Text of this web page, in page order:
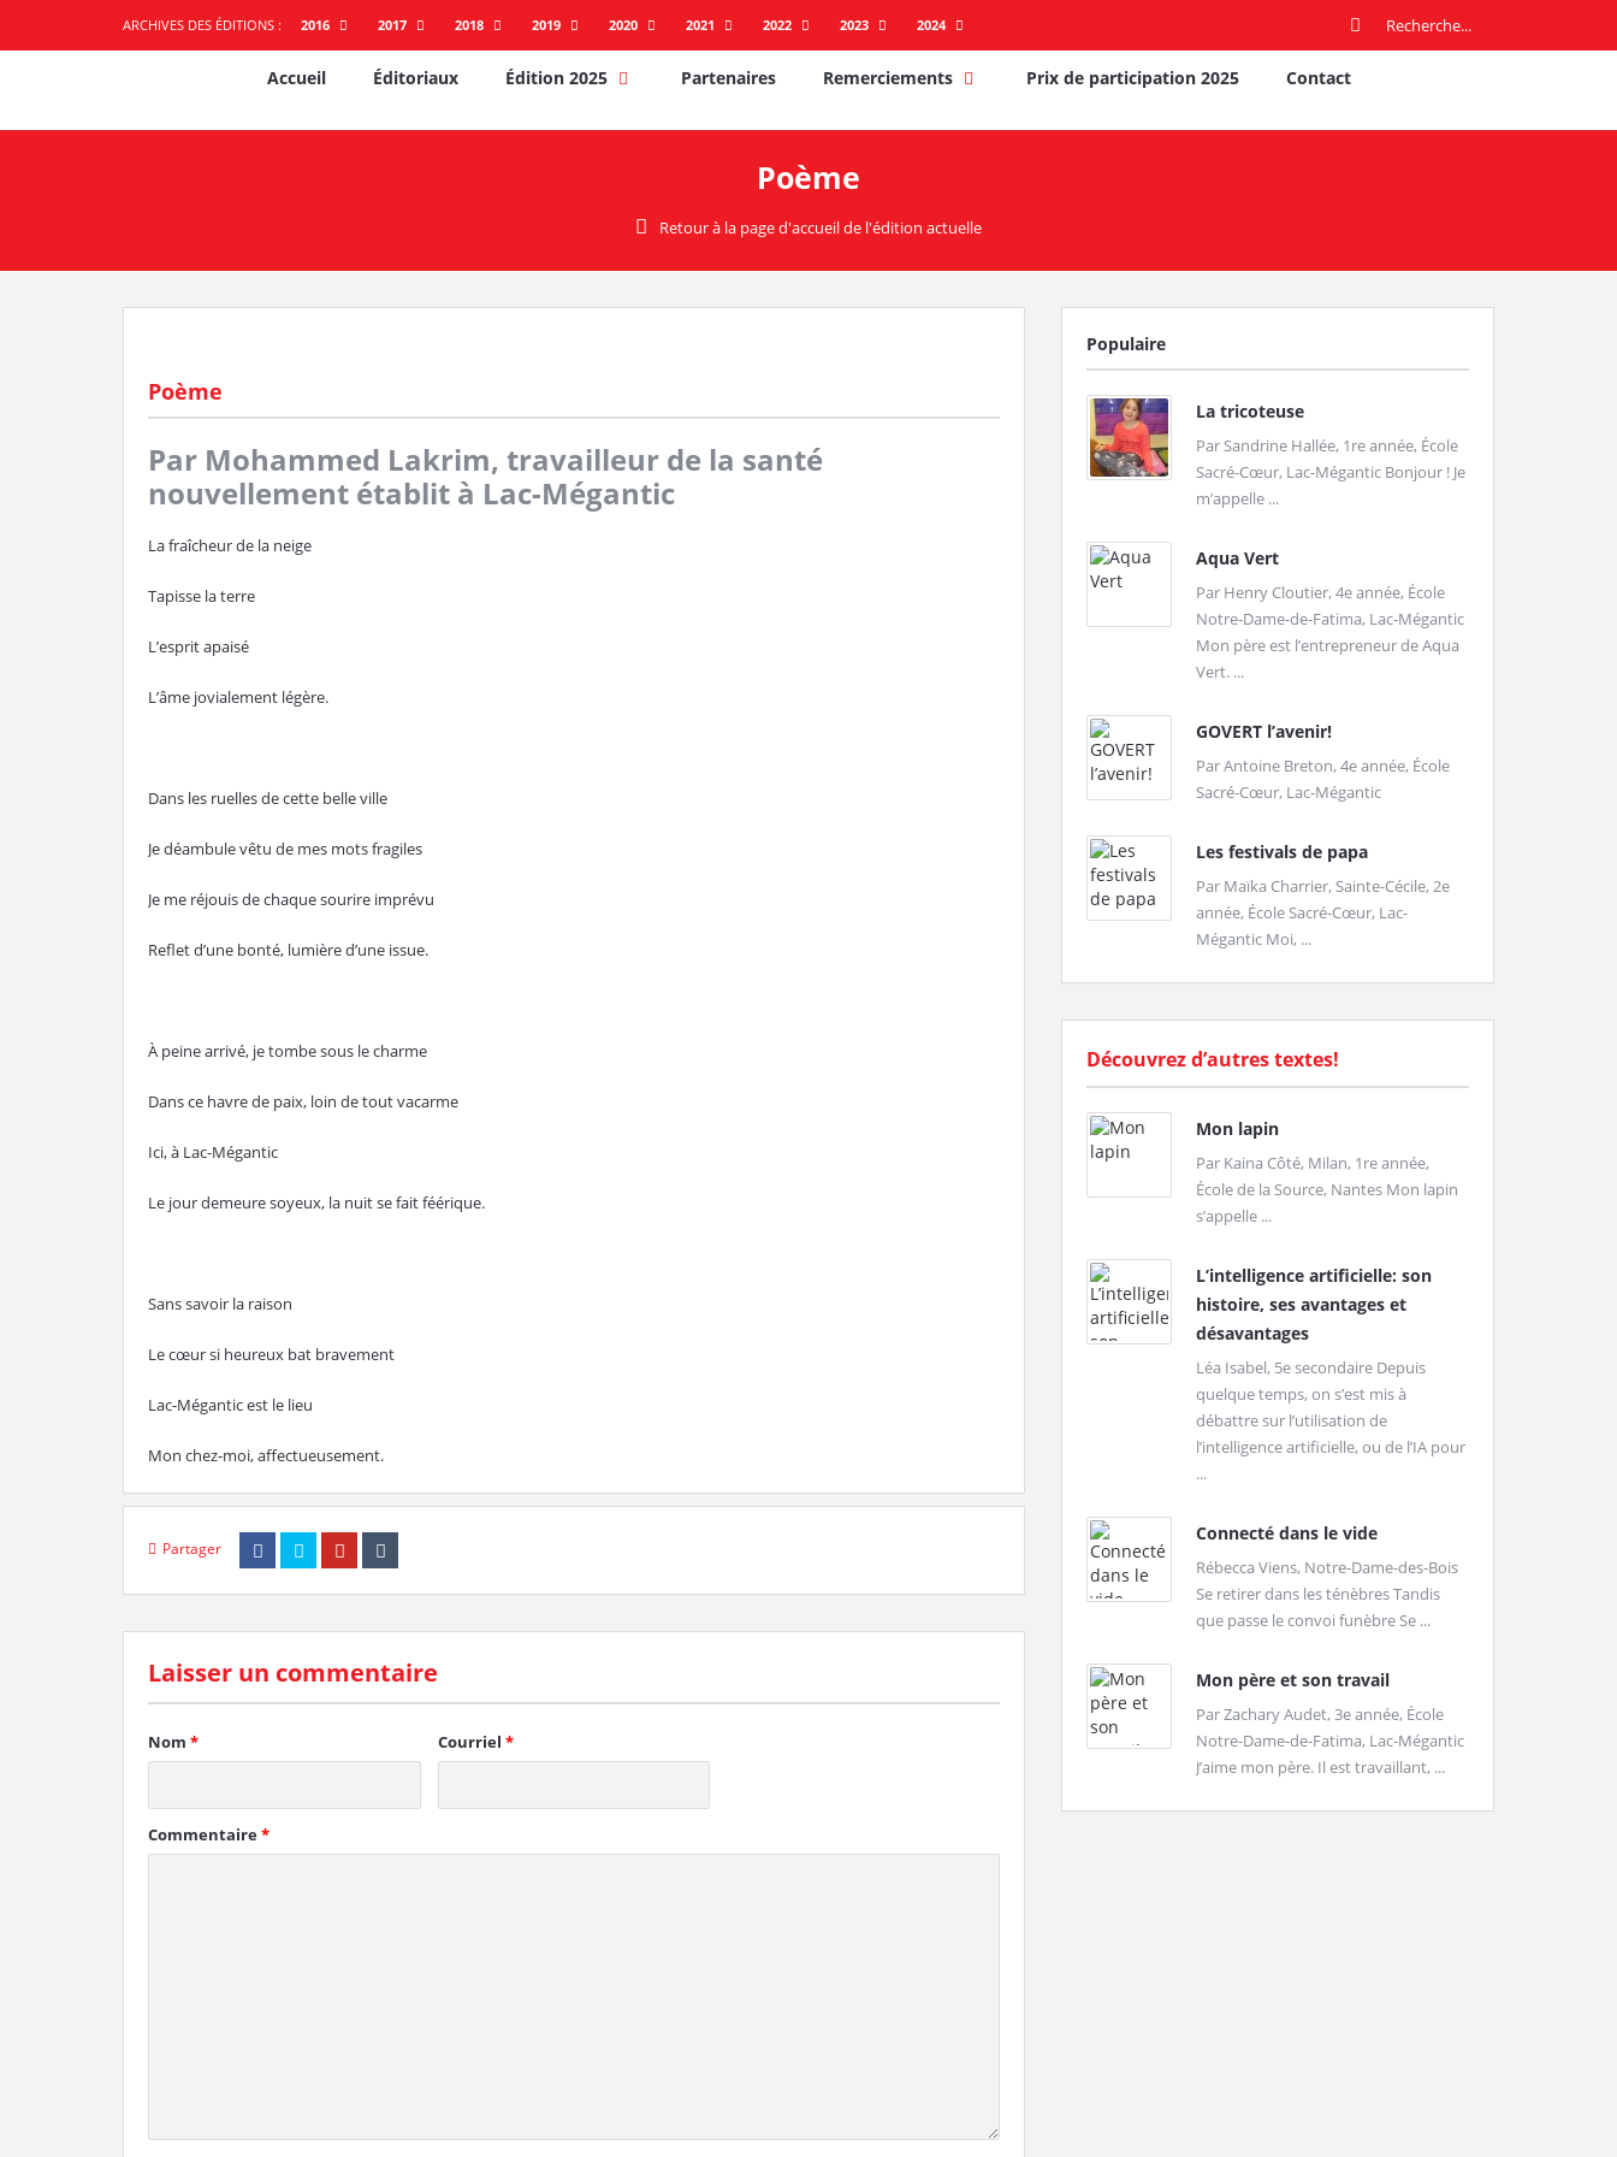
ARCHIVES DES ÉDITIONS : 2016 2017 2018 2019 2020 2021 2022 2023 2024
Accueil Éditoriaux Édition 2025 Partenaires Remerciements Prix de participation 2025 Contact
Poème
Retour à la page d'accueil de l'édition actuelle
Poème
Par Mohammed Lakrim, travailleur de la santé
nouvellement établit à Lac-Mégantic
La fraîcheur de la neige
Tapisse la terre
L’esprit apaisé
L’âme jovialement légère.
Dans les ruelles de cette belle ville
Je déambule vêtu de mes mots fragiles
Je me réjouis de chaque sourire imprévu
Reflet d’une bonté, lumière d’une issue.
À peine arrivé, je tombe sous le charme
Dans ce havre de paix, loin de tout vacarme
Ici, à Lac-Mégantic
Le jour demeure soyeux, la nuit se fait féérique.
Sans savoir la raison
Le cœur si heureux bat bravement
Lac-Mégantic est le lieu
Mon chez-moi, affectueusement.
Partager
Laisser un commentaire
Nom * Courriel *
Commentaire*
Populaire
La tricoteuse
Par Sandrine Hallée, 1re année, École
Sacré-Cœur, Lac-Mégantic Bonjour ! Je
m’appelle ...
Aqua Vert
Par Henry Cloutier, 4e année, École
Notre-Dame-de-Fatima, Lac-Mégantic
Mon père est l’entrepreneur de Aqua
Vert. ...
GOVERT l’avenir!
Par Antoine Breton, 4e année, École
Sacré-Cœur, Lac-Mégantic
Les festivals de papa
Par Maïka Charrier, Sainte-Cécile, 2e
année, École Sacré-Cœur, Lac-
Mégantic Moi, ...
Découvrez d’autres textes!
Mon lapin
Par Kaina Côté, Milan, 1re année,
École de la Source, Nantes Mon lapin
s’appelle ...
L’intelligence artificielle: son
histoire, ses avantages et
désavantages
Léa Isabel, 5e secondaire Depuis
quelque temps, on s’est mis à
débattre sur l’utilisation de
l’intelligence artificielle, ou de l’IA pour
...
Connecté dans le vide
Rébecca Viens, Notre-Dame-des-Bois
Se retirer dans les ténèbres Tandis
que passe le convoi funèbre Se ...
Mon père et son travail
Par Zachary Audet, 3e année, École
Notre-Dame-de-Fatima, Lac-Mégantic
J’aime mon père. Il est travaillant, ...